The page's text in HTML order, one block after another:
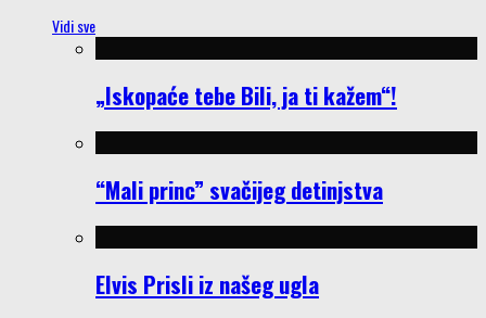
Vidi sve
„Iskopaće tebe Bili, ja ti kažem“!
“Mali princ” svačijeg detinjstva
Elvis Prisli iz našeg ugla